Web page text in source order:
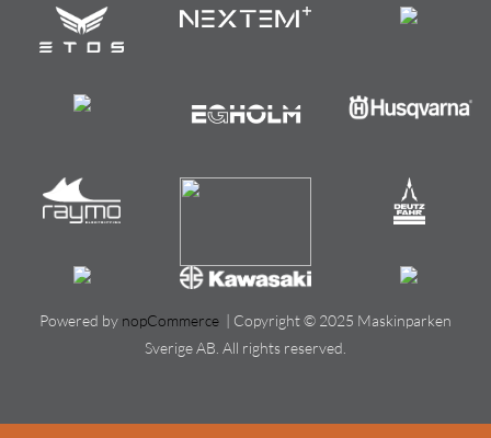
Powered by nopCommerce | Copyright © 2025 Maskinparken
Sverige AB. All rights reserved.